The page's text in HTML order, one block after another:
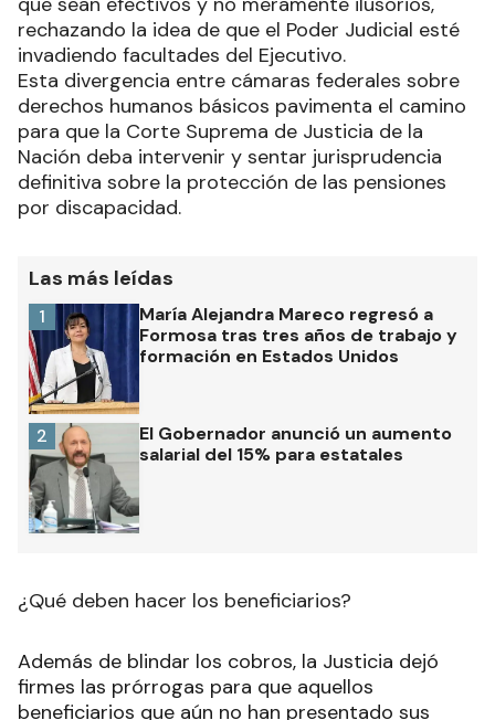
rechazando la idea de que el Poder Judicial esté
invadiendo facultades del Ejecutivo.
Esta divergencia entre cámaras federales sobre
derechos humanos básicos pavimenta el camino
para que la Corte Suprema de Justicia de la
Nación deba intervenir y sentar jurisprudencia
definitiva sobre la protección de las pensiones
por discapacidad.
Las más leídas
María Alejandra Mareco regresó a
Formosa tras tres años de trabajo y
formación en Estados Unidos
1
El Gobernador anunció un aumento
salarial del 15% para estatales
2
¿Qué deben hacer los beneficiarios?
Además de blindar los cobros, la Justicia dejó
firmes las prórrogas para que aquellos
beneficiarios que aún no han presentado sus